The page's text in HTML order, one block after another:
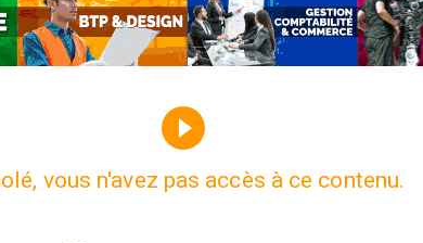
vous n'avez pas accès à ce contenu.